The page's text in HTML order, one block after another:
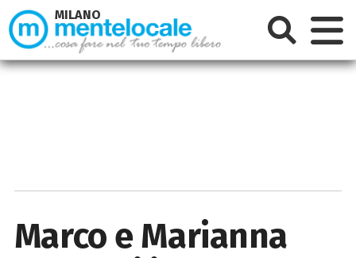
Marco e Marianna
MILANO